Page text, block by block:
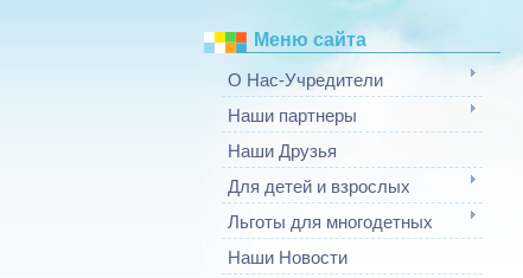
Меню сайта
О Нас-Учредители
Наши партнеры
Наши Друзья
Для детей и взрослых
Льготы для многодетных
Наши Новости